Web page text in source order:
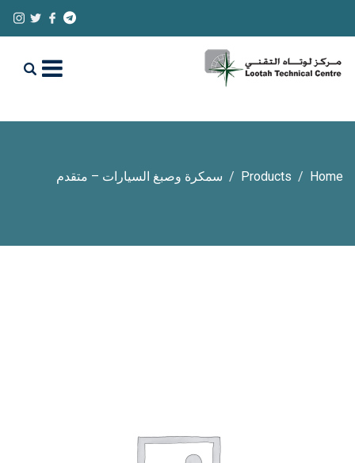
Home
Products سمكرة وصبغ السيارات – متقدم